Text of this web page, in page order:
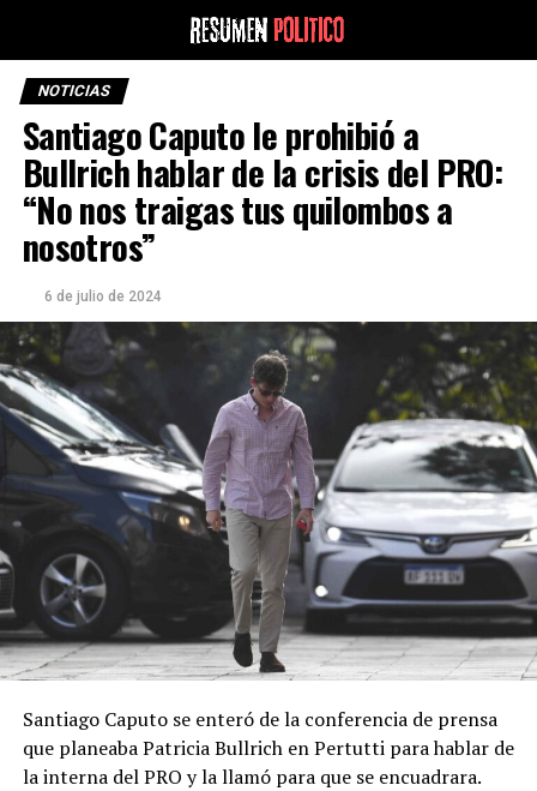
NOTICIAS
Santiago Caputo le prohibió a
Bullrich hablar de la crisis del PRO:
“No nos traigas tus quilombos a
nosotros”
6 de julio de 2024
Santiago Caputo se enteró de la conferencia de prensa
que planeaba Patricia Bullrich en Pertutti para hablar de
la interna del PRO y la llamó para que se encuadrara.